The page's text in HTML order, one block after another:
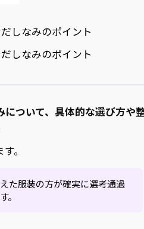
しなみのポイント
しなみのポイント
ついて、具体的な選び方や
。
た服装の方が確実に選考通過
。